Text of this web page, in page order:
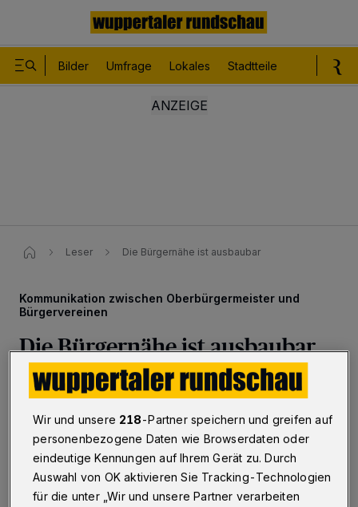
Bilder Umfrage Lokales Stadtteile
Leser Die Bürgernähe ist ausbaubar
Kommunikation zwischen Oberbürgermeister und
Bürgervereinen
Die Bürgernähe ist ausbaubar
Betr.: Kommunikation zwischen Oberbürgermeister und
Bürgervereinen
03.05.2021 , 17:03 Uhr
Wir und unsere 218-Partner speichern und greifen auf
personenbezogene Daten wie Browserdaten oder
eindeutige Kennungen auf Ihrem Gerät zu. Durch
Auswahl von OK aktivieren Sie Tracking-Technologien
für die unter „Wir und unsere Partner verarbeiten